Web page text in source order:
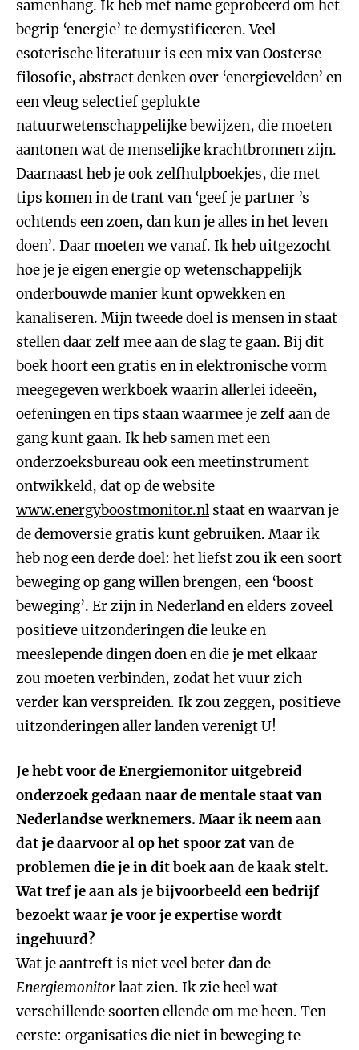
samenhang. Ik heb met name geprobeerd om het
begrip ‘energie’ te demystificeren. Veel
esoterische literatuur is een mix van Oosterse
filosofie, abstract denken over ‘energievelden’ en
een vleug selectief geplukte
natuurwetenschappelijke bewijzen, die moeten
aantonen wat de menselijke krachtbronnen zijn.
Daarnaast heb je ook zelfhulpboekjes, die met
tips komen in de trant van ‘geef je partner ’s
ochtends een zoen, dan kun je alles in het leven
doen’. Daar moeten we vanaf. Ik heb uitgezocht
hoe je je eigen energie op wetenschappelijk
onderbouwde manier kunt opwekken en
kanaliseren. Mijn tweede doel is mensen in staat
stellen daar zelf mee aan de slag te gaan. Bij dit
boek hoort een gratis en in elektronische vorm
meegegeven werkboek waarin allerlei ideeën,
oefeningen en tips staan waarmee je zelf aan de
gang kunt gaan. Ik heb samen met een
onderzoeksbureau ook een meetinstrument
ontwikkeld, dat op de website
www.energyboostmonitor.nl staat en waarvan je
de demoversie gratis kunt gebruiken. Maar ik
heb nog een derde doel: het liefst zou ik een soort
beweging op gang willen brengen, een ‘boost
beweging’. Er zijn in Nederland en elders zoveel
positieve uitzonderingen die leuke en
meeslepende dingen doen en die je met elkaar
zou moeten verbinden, zodat het vuur zich
verder kan verspreiden. Ik zou zeggen, positieve
uitzonderingen aller landen verenigt U!
Je hebt voor de Energiemonitor uitgebreid
onderzoek gedaan naar de mentale staat van
Nederlandse werknemers. Maar ik neem aan
dat je daarvoor al op het spoor zat van de
problemen die je in dit boek aan de kaak stelt.
Wat tref je aan als je bijvoorbeeld een bedrijf
bezoekt waar je voor je expertise wordt
ingehuurd?
Wat je aantreft is niet veel beter dan de
Energiemonitorlaat zien. Ik zie heel wat
verschillende soorten ellende om me heen. Ten
eerste: organisaties die niet in beweging te